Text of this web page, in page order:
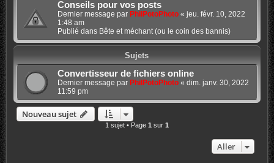
Conseils pour vos posts
Dernier message par PhilPotoPhoto« jeu. févr. 10, 2022
1:48 am
Publié dans Bête et méchant (ou le coin des bannis)
Sujets
Convertisseur de fichiers online
Dernier message par PhilPotoPhoto« dim. janv. 30, 2022
11:59 pm
Nouveau sujet
1 sujet • Page 1 sur 1
Aller